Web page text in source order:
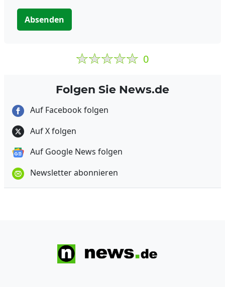
Absenden
0
Folgen Sie News.de
Auf Facebook folgen
Auf X folgen
Auf Google News folgen
Newsletter abonnieren